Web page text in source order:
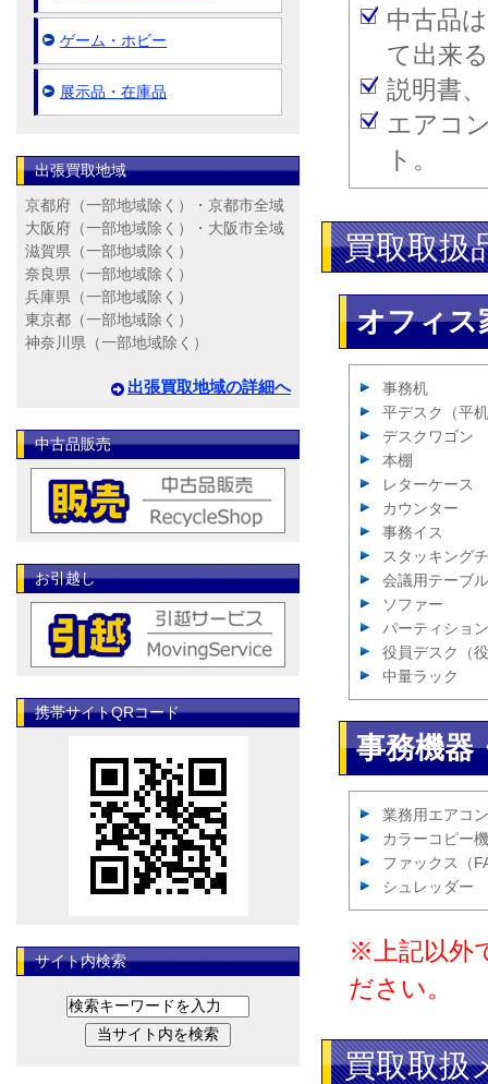
中古品
て出来
説明書
エアコ
ト。
買取取扱
オフィス
事務机
平デスク（平
デスクワゴン
本棚
レターケース
カウンター
事務イス
スタッキング
会議用テーブル
ソファー
パーティション
役員デスク（
中量ラック
事務機器
業務用エアコン
カラーコピー機
ファックス（
シュレッダー
※上記以外
ださい。
買取取扱
ゲーム・ホビー
展示品・在庫品
出張買取地域
京都府（一部地域除く）・京都市全域
大阪府（一部地域除く）・大阪市全域
滋賀県（一部地域除く）
奈良県（一部地域除く）
兵庫県（一部地域除く）
東京都（一部地域除く）
神奈川県（一部地域除く）
出張買取地域の詳細へ
中古品販売
お引越し
携帯サイトQRコード
サイト内検索